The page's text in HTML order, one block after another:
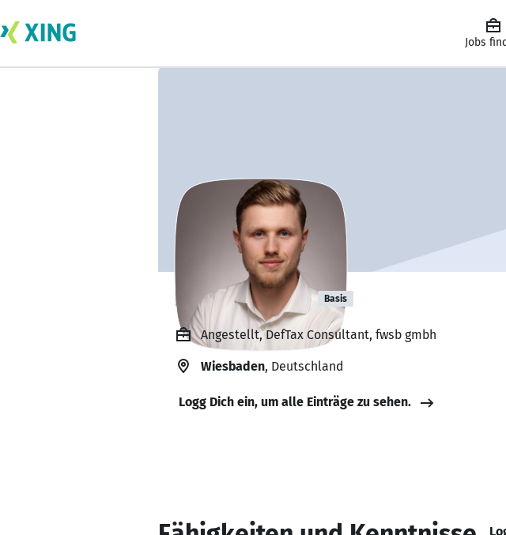
Jobs
Dustin Pieper Basis
Angestellt, DefTax Consultant, fwsb gmbh
Wiesbaden, Deutschland
Logg Dich ein, um alle Einträge zu sehen.